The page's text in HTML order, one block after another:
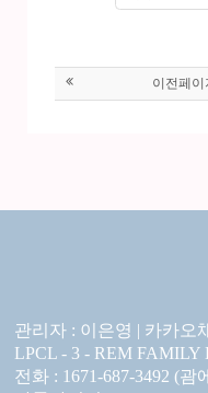
이전페이
관리자 : 이은영 | 카카오
LPCL - 3 - REM FAMILY
전화 : 1671-687-3492 (괌